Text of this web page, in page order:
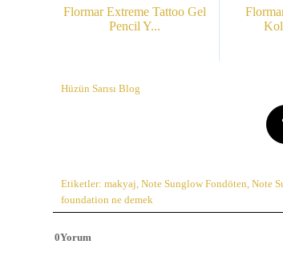
Flormar Extreme Tattoo Gel
Pencil Y...
Hüzün Sarısı Blog
Etiketler: makyaj Note Sunglow Fondöten Note
foundation ne demek
0Yorum